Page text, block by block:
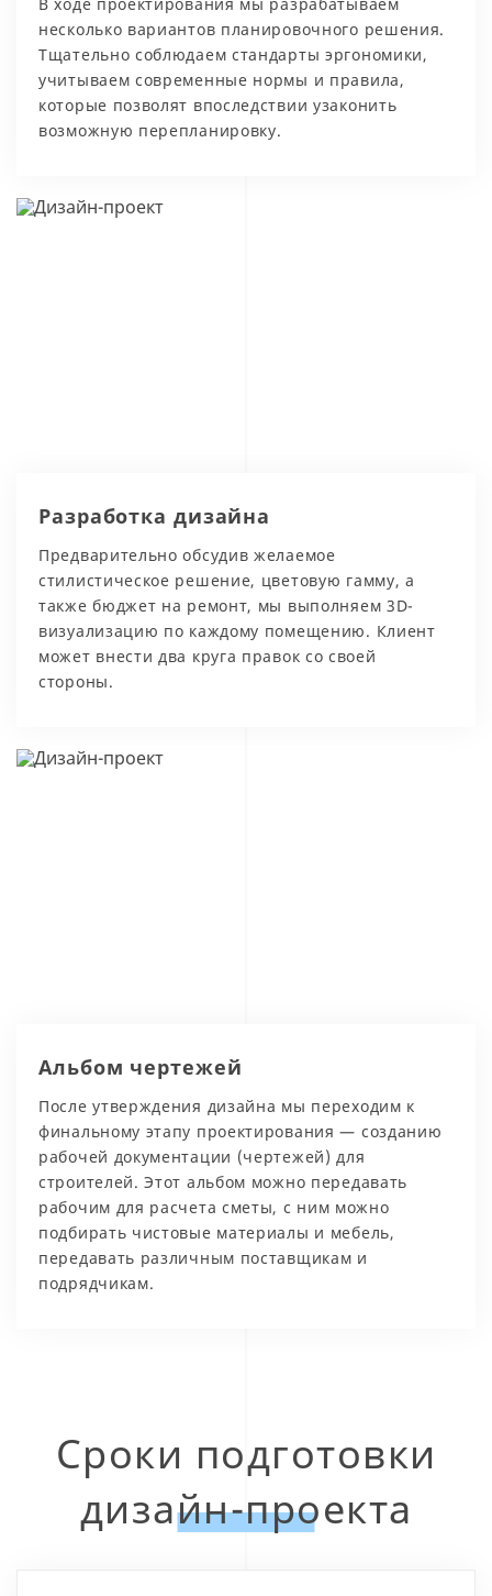
несколько вариантов планировочного решения.
Тщательно соблюдаем стандарты эргономики,
учитываем современные нормы и правила,
которые позволят впоследствии узаконить
возможную перепланировку.
Разработка дизайна
Предварительно обсудив желаемое
стилистическое решение, цветовую гамму, а
также бюджет на ремонт, мы выполняем 3D-
визуализацию по каждому помещению. Клиент
может внести два круга правок со своей
стороны.
Альбом чертежей
После утверждения дизайна мы переходим к
финальному этапу проектирования — созданию
рабочей документации (чертежей) для
строителей. Этот альбом можно передавать
рабочим для расчета сметы, с ним можно
подбирать чистовые материалы и мебель,
передавать различным поставщикам и
подрядчикам.
Сроки подготовки
дизайн-проекта